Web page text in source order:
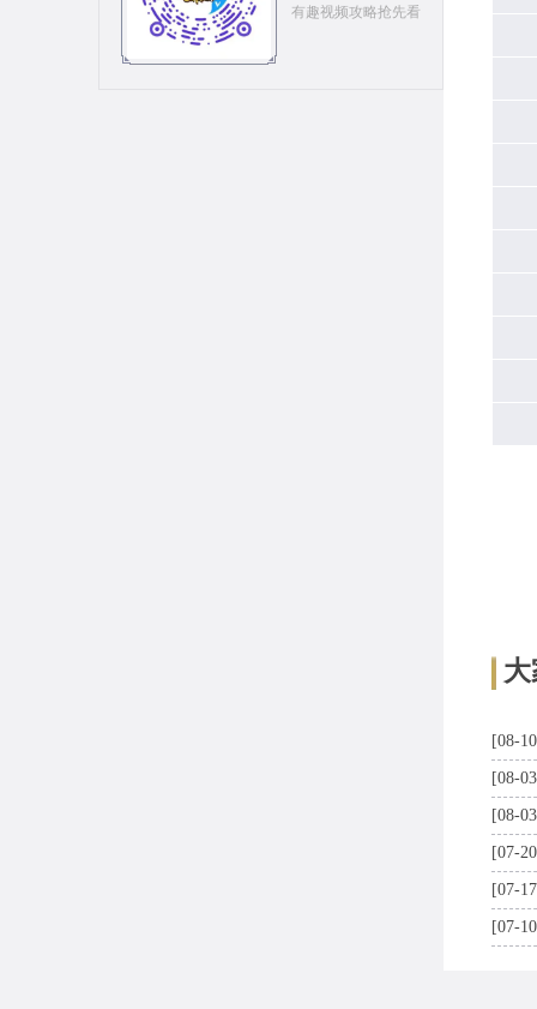
有趣视频攻略抢先看
[08-
[08-
[08-
[07-
[07-
[07-